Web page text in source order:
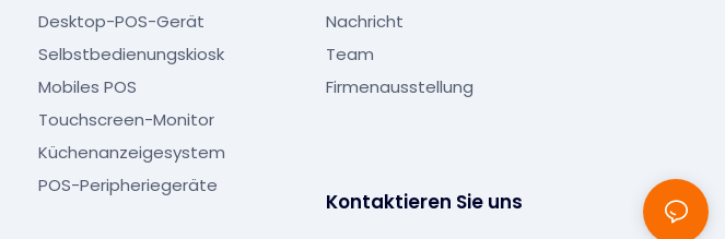
Desktop-POS-Gerät
Selbstbedienungskiosk
Mobiles POS
Touchscreen-Monitor
Küchenanzeigesystem
POS-Peripheriegeräte
Nachricht
Team
Firmenausstellung
Kontaktieren Sie uns